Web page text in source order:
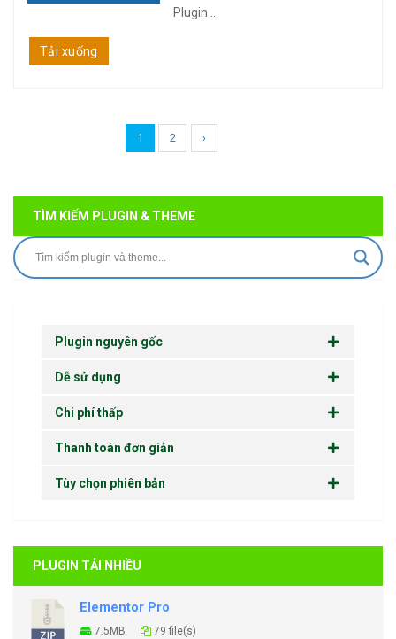
Plugin ...
Tải xuống
1 2 ›
TÌM KIẾM PLUGIN & THEME
Plugin nguyên gốc
Dễ sử dụng
Chi phí thấp
Thanh toán đơn giản
Tùy chọn phiên bản
PLUGIN TẢI NHIỀU
Elementor Pro
7.5MB 79 file(s)